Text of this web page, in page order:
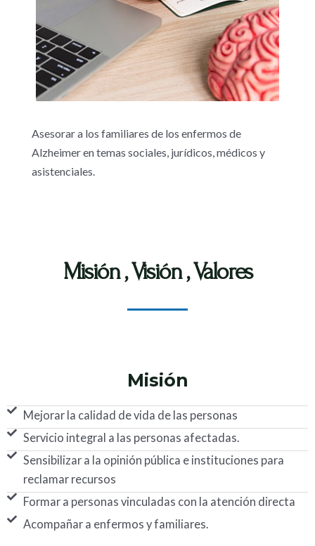
Asesorar a los familiares de los enfermos de
Alzheimer en temas sociales, jurídicos, médicos y
asistenciales.
Misión , Visión , Valores
Misión
Mejorar la calidad de vida de las personas
Servicio integral a las personas afectadas.
Sensibilizar a la opinión pública e instituciones para
reclamar recursos
Formar a personas vinculadas con la atención directa
Acompañar a enfermos y familiares.